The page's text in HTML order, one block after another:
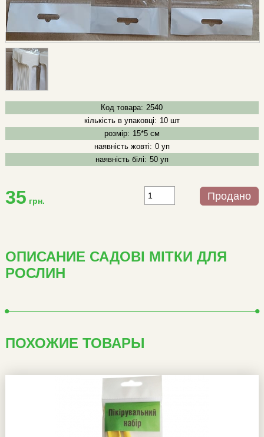
Код товара: 2540
кількість в упаковці: 10 шт
розмір: 15*5 см
наявність жовті: 0 уп
наявність білі: 50 уп
35 грн. Продано
ОПИСАНИЕ САДОВІ МІТКИ ДЛЯ
РОСЛИН
ПОХОЖИЕ ТОВАРЫ